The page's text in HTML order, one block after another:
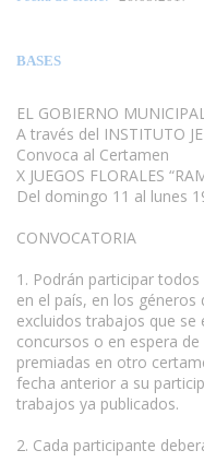
BASES
EL GOBIERNO
A través del INSTITUTO
Convoca al Certamen
X JUEGOS FLORALES
Del domingo 11 al lunes
CONVOCATORIA
1. Podrán participar
en el país, en los
excluidos trabajos que
concursos o en espera
premiadas en otro
fecha anterior a su
trabajos ya publicados.
2. Cada participante